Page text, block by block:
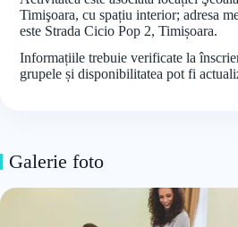
Timişoara, cu spațiu interior; adresa
este Strada Cicio Pop 2, Timișoara.
Informațiile trebuie verificate la
grupele și disponibilitatea pot fi
Galerie foto